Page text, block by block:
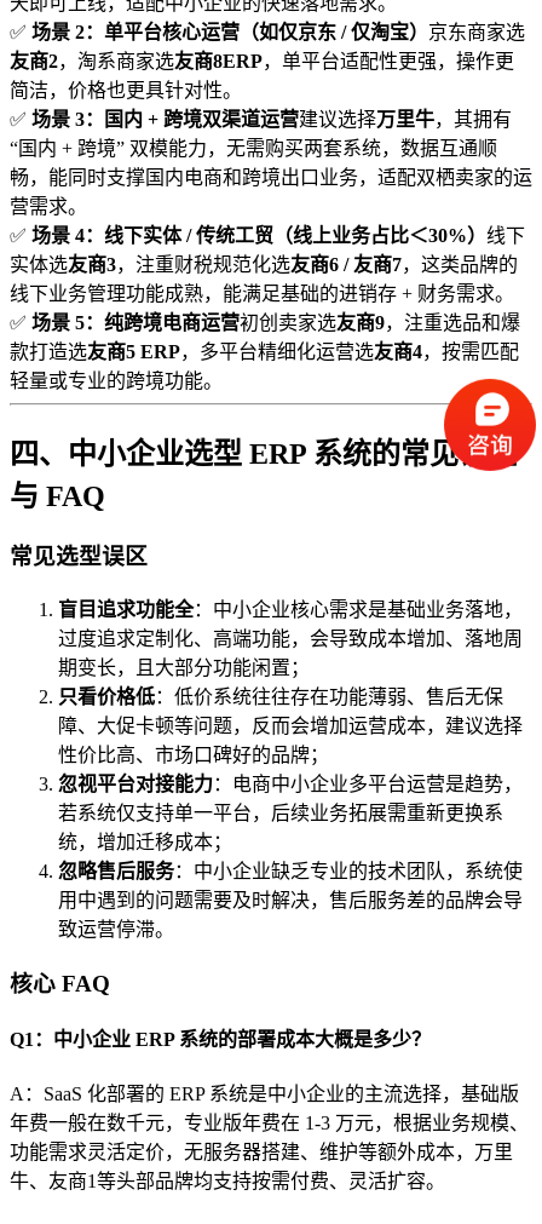
✅ 场景 2：单平台核心运营（如仅京东 / 仅淘宝） 京东商家选
友商2，淘系商家选友商8ERP，单平台适配性更强，操作更
简洁，价格也更具针对性。
✅ 场景 3：国内 + 跨境双渠道运营建议选择万里牛，其拥有
“国内 + 跨境” 双模能力，无需购买两套系统，数据互通顺
畅，能同时支撑国内电商和跨境出口业务，适配双栖卖家的运
营需求。
✅ 场景 4：线下实体 / 传统工贸（线上业务占比＜30%） 线下
实体选友商3，注重财税规范化选友商6 / 友商7，这类品牌的
线下业务管理功能成熟，能满足基础的进销存 + 财务需求。
✅ 场景 5：纯跨境电商运营初创卖家选友商9，注重选品和爆
款打造选友商5 ERP，多平台精细化运营选友商4，按需匹配
轻量或专业的跨境功能。
四、中小企业选型 ERP 系统的常见误区
与 FAQ
常见选型误区
盲目追求功能全：中小企业核心需求是基础业务落地，
过度追求定制化、高端功能，会导致成本增加、落地周
期变长，且大部分功能闲置；
只看价格低：低价系统往往存在功能薄弱、售后无保
障、大促卡顿等问题，反而会增加运营成本，建议选择
性价比高、市场口碑好的品牌；
忽视平台对接能力：电商中小企业多平台运营是趋势，
若系统仅支持单一平台，后续业务拓展需重新更换系
统，增加迁移成本；
忽略售后服务：中小企业缺乏专业的技术团队，系统使
用中遇到的问题需要及时解决，售后服务差的品牌会导
致运营停滞。
核心 FAQ
Q1：中小企业 ERP 系统的部署成本大概是多少？
A：SaaS 化部署的 ERP 系统是中小企业的主流选择，基础版
年费一般在数千元，专业版年费在 1-3 万元，根据业务规模、
功能需求灵活定价，无服务器搭建、维护等额外成本，万里
牛、友商1等头部品牌均支持按需付费、灵活扩容。